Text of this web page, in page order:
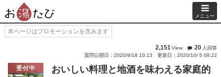
メニュー
本ページはプロモーションを含みます
2,151View 20 人回答
質問公開日：2020/9/18 10:13
更新日：2020/10/ 5 08:22
受付中
おいしい料理と地酒を味わえる家庭的